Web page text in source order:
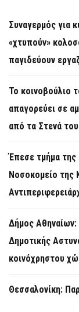
Συναγερμός για
«χτυπούν»
παγιδεύουν
Το κοινοβούλιο
απαγορεύει σε
από τα Στενά
Έπεσε τμήμα
Νοσοκομείο της
Δήμος Αθηναίων:
Δημοτικής
κοινόχρηστου
Θεσσαλονίκη: